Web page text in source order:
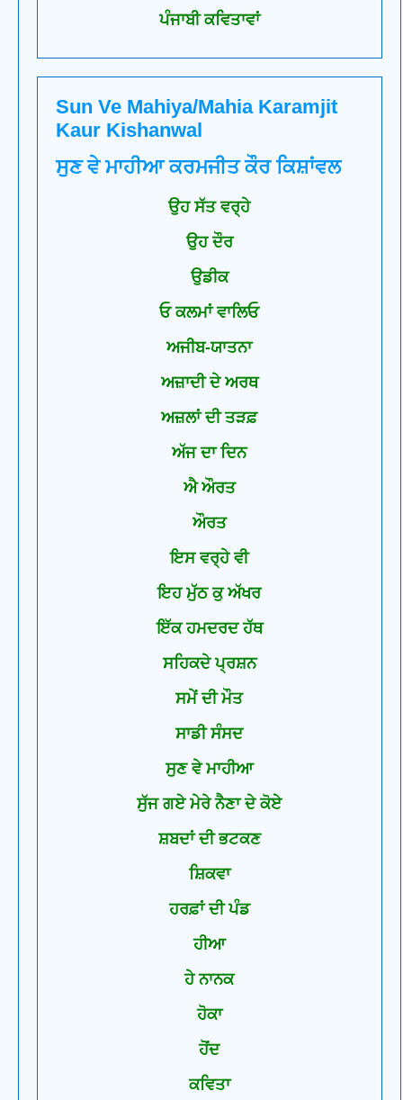
ਪੰਜਾਬੀ ਕਵਿਤਾਵਾਂ
Sun Ve Mahiya/Mahia Karamjit
Kaur Kishanwal
ਸੁਣ ਵੇ ਮਾਹੀਆ ਕਰਮਜੀਤ ਕੌਰ ਕਿਸ਼ਾਂਵਲ
ਉਹ ਸੱਤ ਵਰ੍ਹੇ
ਉਹ ਦੌਰ
ਉਡੀਕ
ਓ ਕਲਮਾਂ ਵਾਲਿਓ
ਅਜੀਬ-ਯਾਤਨਾ
ਅਜ਼ਾਦੀ ਦੇ ਅਰਥ
ਅਜ਼ਲਾਂ ਦੀ ਤੜਫ਼
ਅੱਜ ਦਾ ਦਿਨ
ਐ ਔਰਤ
ਔਰਤ
ਇਸ ਵਰ੍ਹੇ ਵੀ
ਇਹ ਮੁੱਠ ਕੁ ਅੱਖਰ
ਇੱਕ ਹਮਦਰਦ ਹੱਥ
ਸਹਿਕਦੇ ਪ੍ਰਸ਼ਨ
ਸਮੇਂ ਦੀ ਮੌਤ
ਸਾਡੀ ਸੰਸਦ
ਸੁਣ ਵੇ ਮਾਹੀਆ
ਸੁੱਜ ਗਏ ਮੇਰੇ ਨੈਣਾ ਦੇ ਕੋਏ
ਸ਼ਬਦਾਂ ਦੀ ਭਟਕਣ
ਸ਼ਿਕਵਾ
ਹਰਫ਼ਾਂ ਦੀ ਪੰਡ
ਹੀਆ
ਹੇ ਨਾਨਕ
ਹੋਕਾ
ਹੋਂਦ
ਕਵਿਤਾ